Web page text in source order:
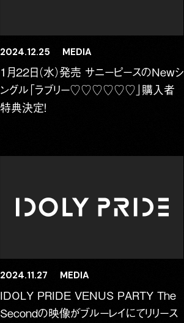
2024.12.25 MEDIA
1月22日（水）発売 サニーピースのNewシ
ングル「ラブリー♡♡♡♡♡♡」購入者
特典決定！
2024.11.27 MEDIA
IDOLY PRIDE VENUS PARTY The
Secondの映像がブルーレイにてリリース